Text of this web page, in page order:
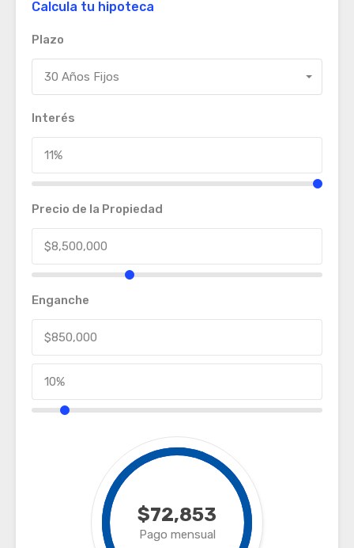
Calcula tu hipoteca
Plazo
30 Años Fijos
Interés
Precio de la Propiedad
Enganche
$72,853
Pago mensual